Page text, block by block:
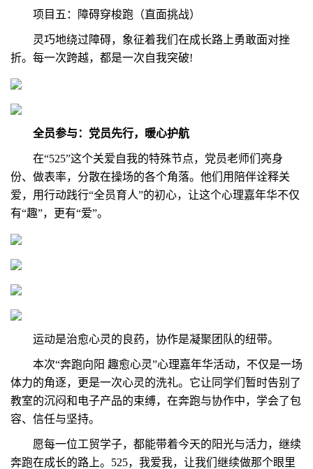
项目五：障碍穿梭跑（直面挑战）
灵巧地绕过障碍，象征着我们在成长路上勇敢面对挫
折。每一次跨越，都是一次自我突破!
全员参与：党员先行，暖心护航
在“525”这个关爱自我的特殊节点，党员老师们亮身
份、做表率，分散在操场的各个角落。他们用陪伴诠释关
爱，用行动践行“全员育人”的初心，让这个心理嘉年华不仅
有“趣”，更有“爱”。
运动是治愈心灵的良药，协作是凝聚团队的纽带。
本次“奔跑向阳 趣愈心灵”心理嘉年华活动，不仅是一场
体力的角逐，更是一次心灵的洗礼。它让同学们暂时告别了
教室的沉闷和电子产品的束缚，在奔跑与协作中，学会了包
容、信任与坚持。
愿每一位工贸学子，都能带着今天的阳光与活力，继续
奔跑在成长的路上。525，我爱我，让我们继续做那个眼里